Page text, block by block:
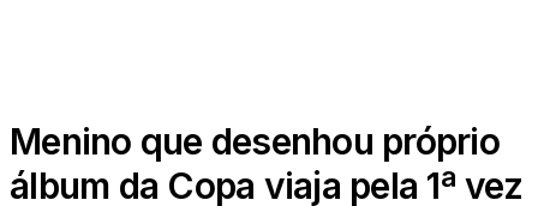
Menino que desenhou próprio
álbum da Copa viaja pela 1ª vez